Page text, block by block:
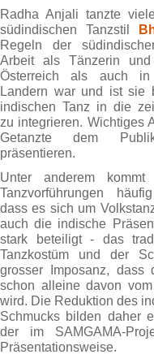
Radha Anjali tanzte
südindischen Tanzstil
Regeln der
Arbeit als Tänzerin
Österreich als auch in
Landern war und ist sie
indischen Tanz in die
zu integrieren. Wichtiges
Getanzte dem
präsentieren.
Unter anderem
Tanzvorführungen
dass es sich um
auch die indische
stark beteiligt - das
Tanzkostüm und der
grosser Imposanz, dass
schon alleine davon
wird. Die Reduktion des
Schmucks bilden daher
der im SAMGAMA-
Präsentationsweise.